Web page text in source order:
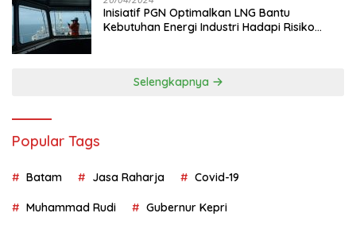
Inisiatif PGN Optimalkan LNG Bantu
Kebutuhan Energi Industri Hadapi Risiko
Selengkapnya
Popular Tags
Batam Jasa Raharja Covid-19
Muhammad Rudi Gubernur Kepri